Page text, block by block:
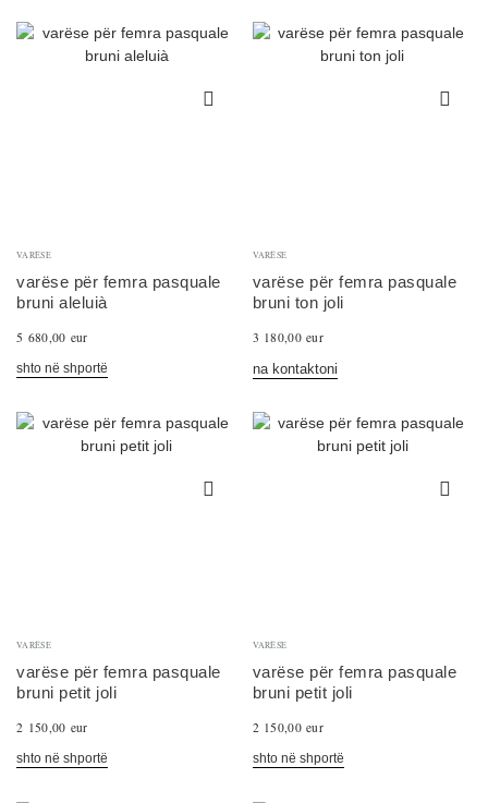
VARËSE
varëse për femra pasquale
bruni aleluià
5 680,00 eur
shto në shportë
VARËSE
varëse për femra pasquale
bruni ton joli
3 180,00 eur
na kontaktoni
VARËSE
varëse për femra pasquale
bruni petit joli
2 150,00 eur
shto në shportë
VARËSE
varëse për femra pasquale
bruni petit joli
2 150,00 eur
shto në shportë